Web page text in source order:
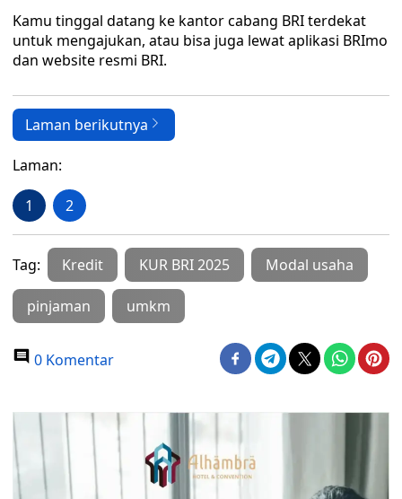
Kamu tinggal datang ke kantor cabang BRI terdekat
untuk mengajukan, atau bisa juga lewat aplikasi BRImo
dan website resmi BRI.
Laman berikutnya
Laman:
1 2
Tag: Kredit KUR BRI 2025 Modal usaha
pinjaman umkm
0 Komentar